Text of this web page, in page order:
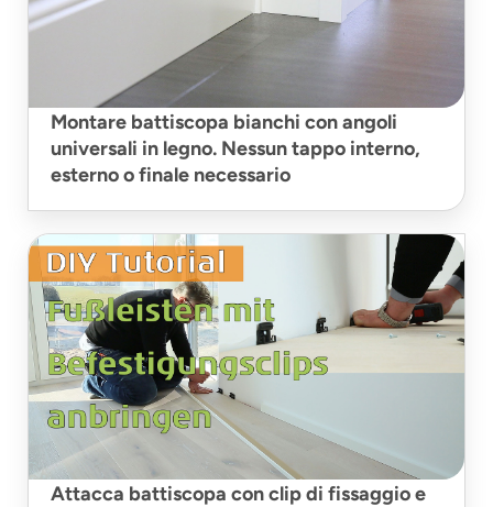
Montare battiscopa bianchi con angoli
universali in legno. Nessun tappo interno,
esterno o finale necessario
Attacca battiscopa con clip di fissaggio e